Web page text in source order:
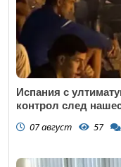
Испания с
контрол след
07 август 57